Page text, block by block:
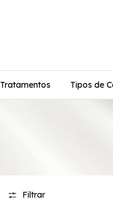
Tratamentos Tipos de
Filtrar